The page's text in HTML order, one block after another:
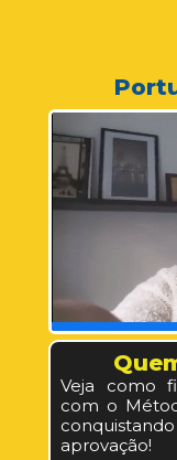
Questões
Veja como
com o
aprovação!